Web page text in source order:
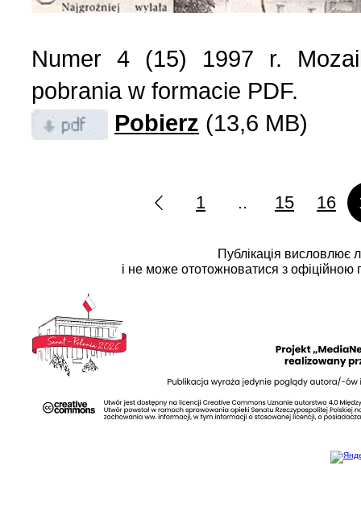
Numer 4 (15) 1997 r.
pobrania w formacie PDF.
Pobierz (13,6 MB)
1 .. 15 16
Публікація висловлює
і не може ототожноватися з офіційною